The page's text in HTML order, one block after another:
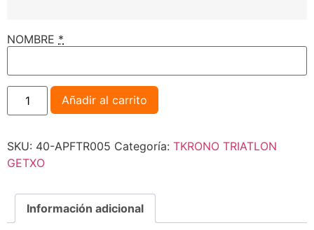
NOMBRE *
Añadir al carrito
SKU: 40-APFTR005 Categoría: TKRONO TRIATLON
GETXO
Información adicional